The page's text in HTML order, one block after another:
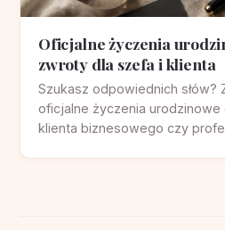
Oficjalne życzenia
zwroty dla szefa i klienta
Szukasz odpowiednich słów?
oficjalne życzenia urodzinowe
klienta biznesowego czy